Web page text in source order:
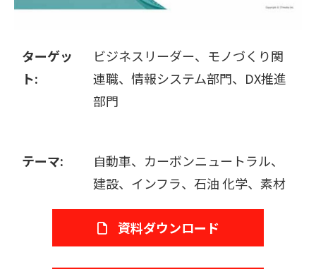
ターゲッ
ト:
ビジネスリーダー、モノづくり関
連職、情報システム部門、DX推進
部門
テーマ:
自動車、カーボンニュートラル、
建設、インフラ、石油 化学、素材
資料ダウンロード